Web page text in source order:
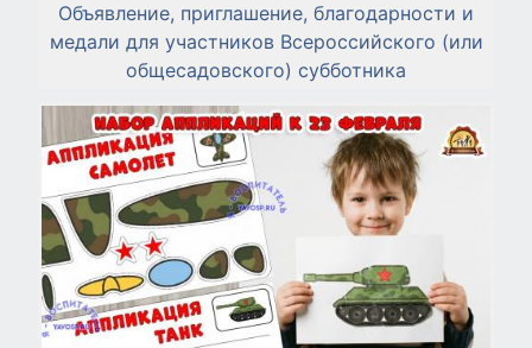
Объявление, приглашение, благодарности и
медали для участников Всероссийского (или
общесадовского) субботника